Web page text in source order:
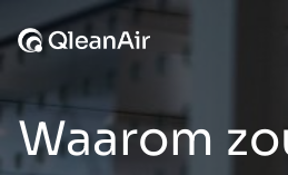
Ga naar de inhoud
Waarom